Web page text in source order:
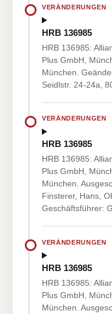
VERÄNDERUNGEN
HRB 136985
HRB 136985:
Plus GmbH,
München.
Seidlstr. 24-24a,
VERÄNDERUNGEN
HRB 136985
HRB 136985:
Plus GmbH,
München.
Finsterer, Hans,
Geschäftsführer:
VERÄNDERUNGEN
HRB 136985
HRB 136985:
Plus GmbH,
München.